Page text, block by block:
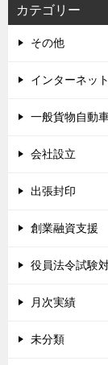
カテゴリー
その他
インターネット
一般貨物自動
会社設立
出張封印
創業融資支援
役員法令試験
月次実績
未分類